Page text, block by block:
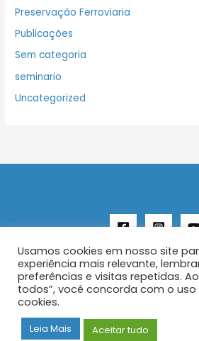
Preservação Ferroviaria
Publicações
Sem categoria
seminario
Uncategorized
Copyright © 2026
Construído por
Usamos cookies em nosso site
experiência mais relevante,
preferências e visitas repetidas.
todos”, você concorda com o uso
cookies.
Leia Mais Aceitar tudo